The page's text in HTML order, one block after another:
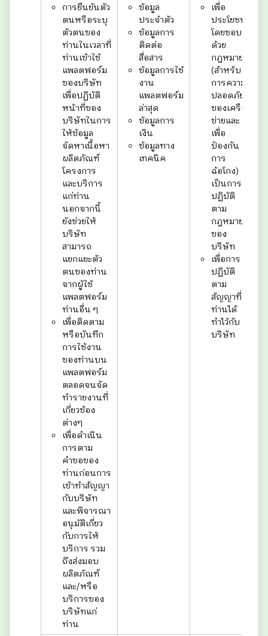
การยืนยันตัว
ตนหรือระบุ
ตัวตนของ
ท่านในเวลาที่
ท่านเข้าใช้
แพลตฟอร์ม
ของบริษัท
เพื่อปฏิบัติ
หน้าที่ของ
บริษัทในการ
ให้ข้อมูล
จัดหาเนื้อหา
ผลิตภัณฑ์
โครงการ
และบริการ
แก่ท่าน
นอกจากนี้
ยังช่วยให้
บริษัท
สามารถ
แยกแยะตัว
ตนของท่าน
จากผู้ใช้
แพลตฟอร์ม
ท่านอื่น ๆ
เพื่อติดตาม
หรือบันทึก
การใช้งาน
ของท่านบน
แพลตฟอร์ม
ตลอดจนจัด
ทำรายงานที่
เกี่ยวข้อง
ต่างๆ
เพื่อดำเนิน
การตาม
คำขอของ
ท่านก่อนการ
เข้าทำสัญญา
กับบริษัท
และพิจารณา
อนุมัติเกี่ยว
กับการให้
บริการ รวม
ถึงส่งมอบ
ผลิตภัณฑ์
และ/หรือ
บริการของ
บริษัทแก่
ท่าน
ข้อมูล
ประจำตัว
ข้อมูลการ
ติดต่อ
สื่อสาร
ข้อมูลการใช้
งาน
แพลตฟอร์ม
ล่าสุด
ข้อมูลการ
เงิน
ข้อมูลทาง
เทคนิค
เพื่อ
ประโยชน์
โดยชอบ
ด้วย
กฎหมาย
(สำหรับ
การความ
ปลอดภัย
ของเครือ
ข่ายและ
เพื่อ
ป้องกัน
การ
ฉ้อโกง)
เป็นการ
ปฏิบัติ
ตาม
กฎหมาย
ของ
บริษัท
เพื่อการ
ปฏิบัติ
ตาม
สัญญาที่
ท่านได้
ทำไว้กับ
บริษัท